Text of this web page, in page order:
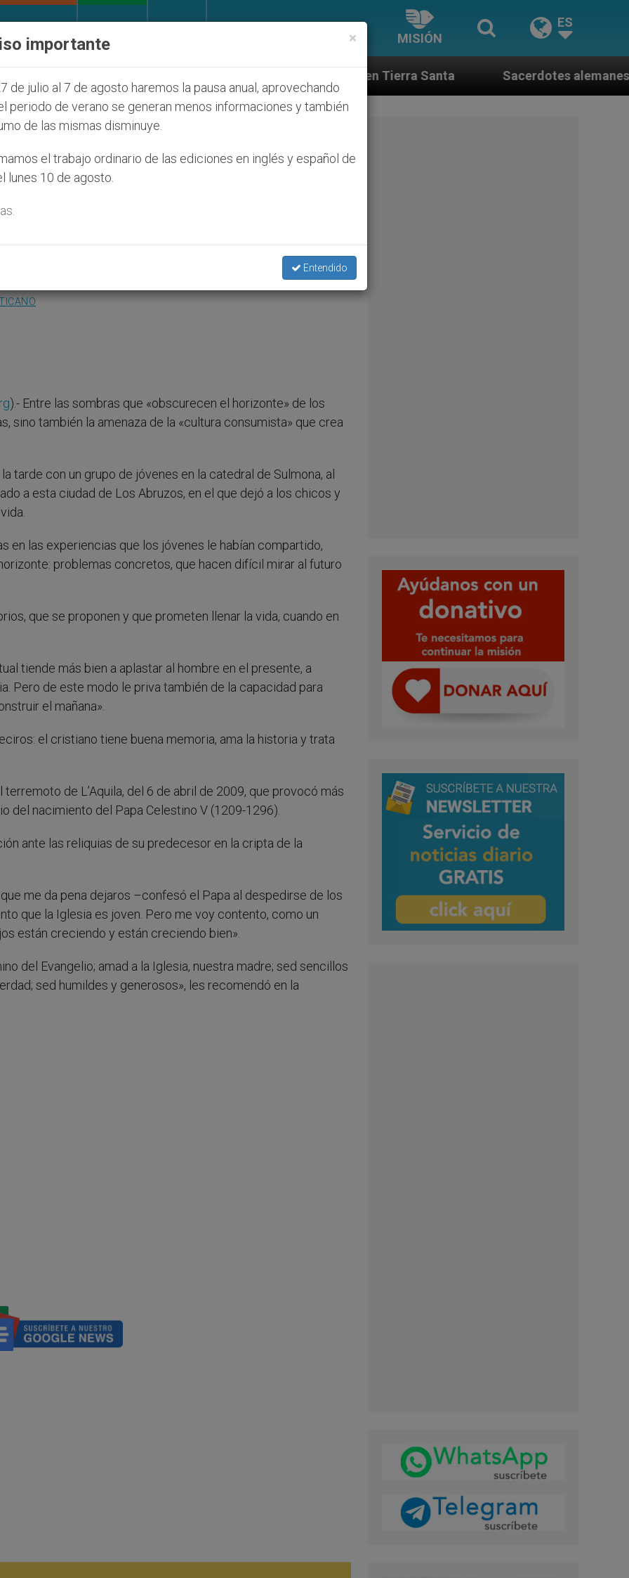
MISIÓN
ES
judíos que afecta a cristianos (y no sólo) en Tierra Santa Sacerdotes alemanes fieles al Papa
a los jóvenes,
).- Entre las sombras que «obscurecen el horizonte» de los
sino también la amenaza de la «cultura consumista» que crea
tarde con un grupo de jóvenes en la catedral de Sulmona, al
a esta ciudad de Los Abruzos, en el que dejó a los chicos y
en las experiencias que los jóvenes le habían compartido,
problemas concretos, que hacen difícil mirar al futuro
que se proponen y que prometen llenar la vida, cuando en
tiende más bien a aplastar al hombre en el presente, a
Pero de este modo le priva también de la capacidad para
el mañana».
el cristiano tiene buena memoria, ama la historia y trata
terremoto de L’Aquila, del 6 de abril de 2009, que provocó más
del nacimiento del Papa Celestino V (1209-1296).
ante las reliquias de su predecesor en la cripta de la
me da pena dejaros –confesó el Papa al despedirse de los
que la Iglesia es joven. Pero me voy contento, como un
están creciendo y están creciendo bien».
del Evangelio; amad a la Iglesia, nuestra madre; sed sencillos
sed humildes y generosos», les recomendó en la
×
importante
de julio al 7 de agosto haremos la pausa anual, aprovechando
periodo de verano se generan menos informaciones y también
de las mismas disminuye.
el trabajo ordinario de las ediciones en inglés y español de
lunes 10 de agosto.
Entendido